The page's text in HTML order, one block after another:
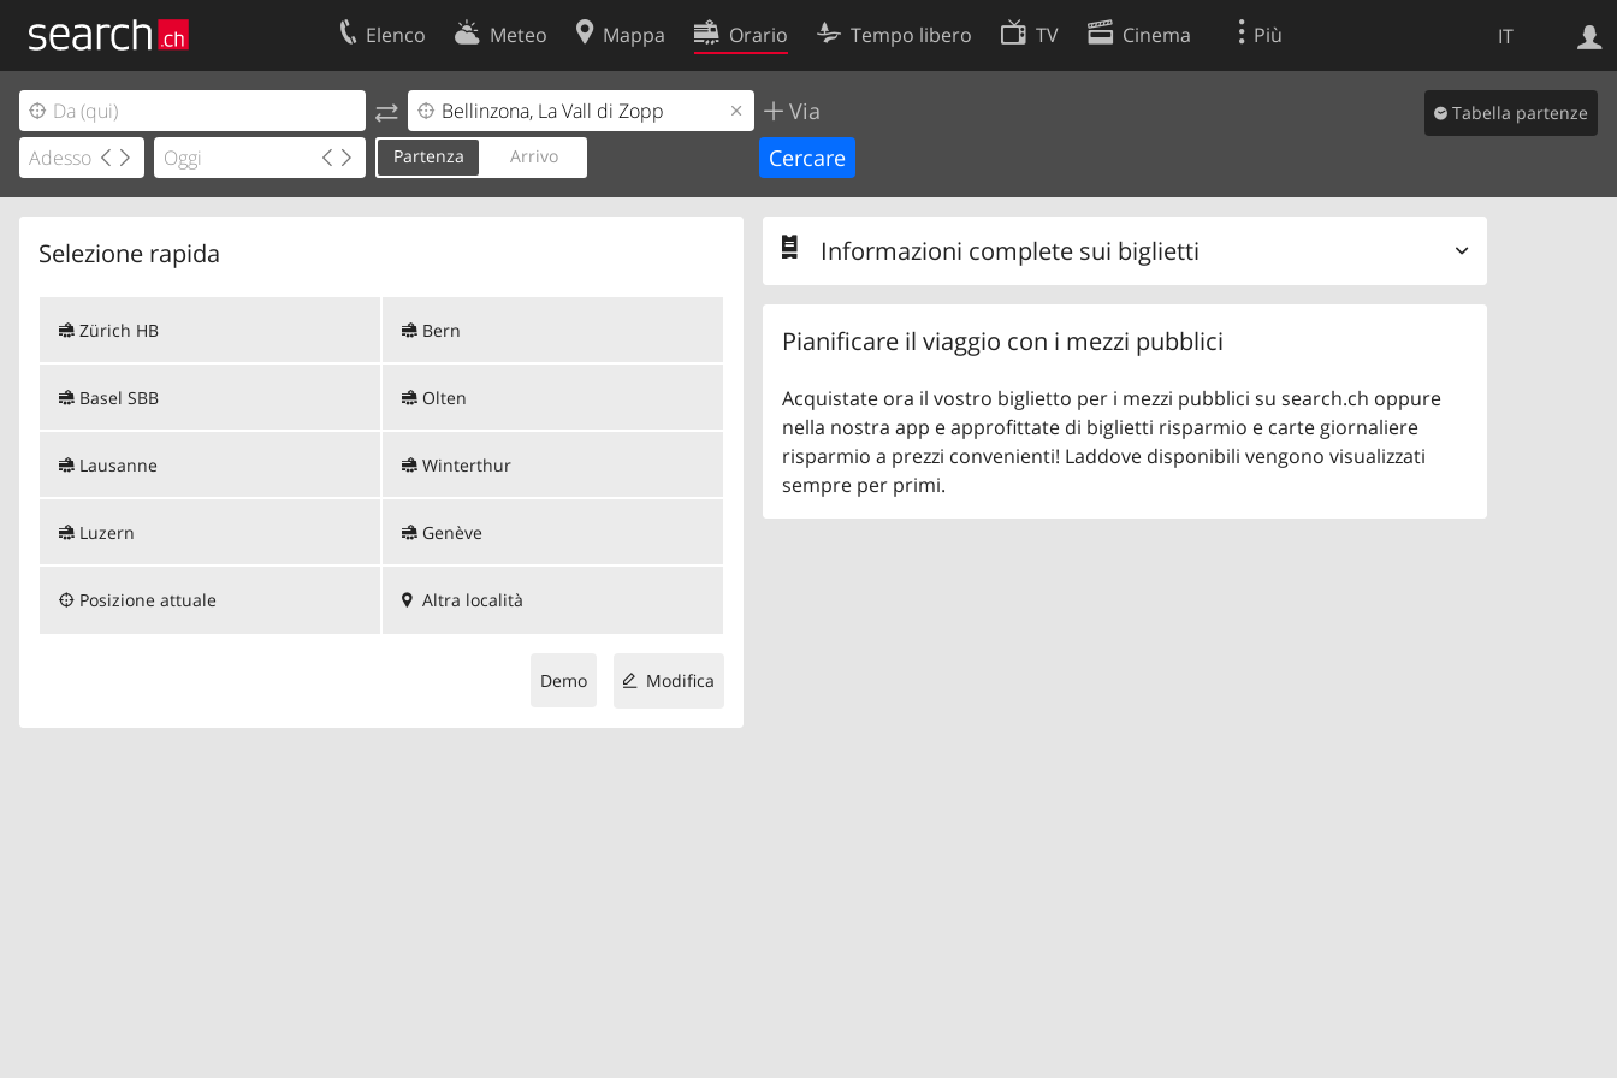
IT
Elenco Meteo Mappa Orario Tempo libero TV Cinema Più
Via
Partenza Arrivo
Tabella partenze
Selezione rapida
Zürich HB
Basel SBB
Lausanne
Luzern
Bern
Olten
Winterthur
Genève
Posizione attuale Altra località
Modifica
Demo
Informazioni complete sui biglietti
Pianificare il viaggio con i mezzi pubblici
Acquistate ora il vostro biglietto per i mezzi pubblici su search.ch oppure
nella nostra app e approfittate di biglietti risparmio e carte giornaliere
risparmio a prezzi convenienti! Laddove disponibili vengono visualizzati
sempre per primi.
Il vostro profolio
Area clienti
Contatti
Condizioni d’uso
Politica sui cookie
Preferenze cookie